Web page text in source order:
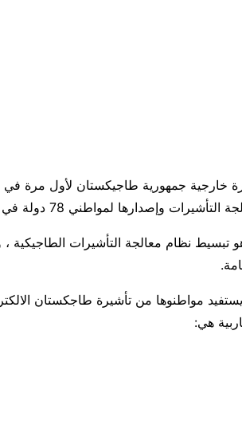
، قدمت وزارة خارجية جمهورية طاجيكستان لأول
وإصدارها لمواطني 78 دولة في العالم.
تبسيط نظام معالجة التأشيرات
أزيد من 100 دولة يستفيد مواطنوها من تأشيرة طاجكستان